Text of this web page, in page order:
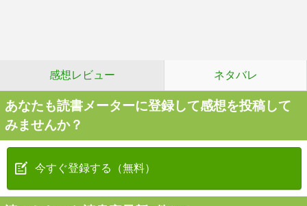
感想レビュー ネタバレ
あなたも読書メーターに登録して感想を投稿して
みませんか？
今すぐ登録する（無料）